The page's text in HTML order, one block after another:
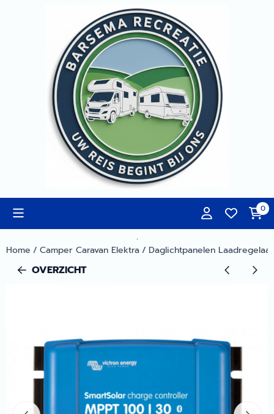
Cookievoorkeuren zijn momenteel gesloten.
0
.
Home / Camper Caravan Elektra/ Daglichtpanelen Laadregelaar
OVERZICHT